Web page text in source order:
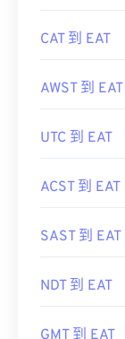
CAT 到 EAT
AWST 到 EAT
UTC 到 EAT
ACST 到 EAT
SAST 到 EAT
NDT 到 EAT
GMT 到 EAT